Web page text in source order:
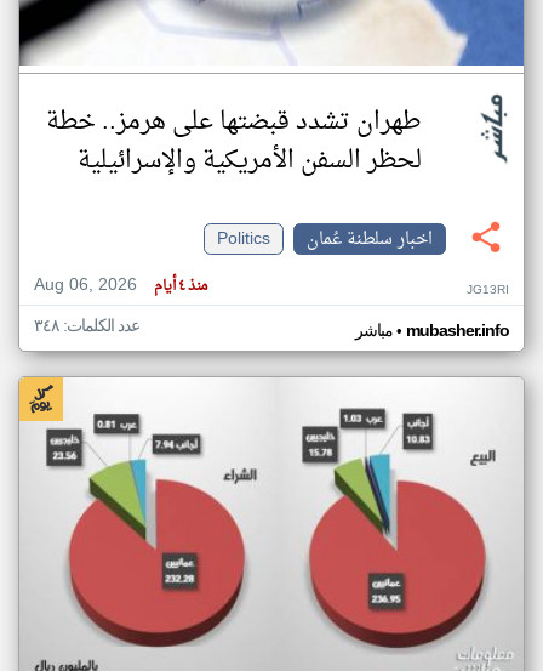
طهران تشدد قبضتها على هرمز.. خطة
لحظر السفن الأمريكية والإسرائيلية
اخبار سلطنة عُمان
Politics
Aug 06, 2026
منذ ٤ أيام JG13RI
مباشر• mubasher.info عدد الكلمات: ٣٤٨